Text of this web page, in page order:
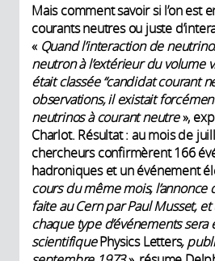
Mais comment savoir si l’on est
courants neutres ou juste
« Quand l’interaction de
neutron à l’extérieur du volume
était classée “candidat courant
observations, il existait
neutrinos à courant neutre»,
Charlot. Résultat : au mois de
chercheurs confirmèrent 166
hadroniques et un événement
cours du même mois,
faite au Cern par Paul Musset,
chaque type d’événements sera
scientifiquePhysics Letters,